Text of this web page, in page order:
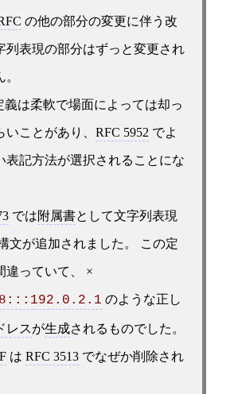
の他の部分の変更に伴う改
列表現の部分はずっと変更され
は柔軟で場面によっては却っ
いことがあり、 RFC 5952 でよ
表記方法が選択されることにな
では附属書として文字列表現
文が追加されました。 この定
違っていて、 ×
レスが生成されるものでした。
は RFC 3513でなぜか削除され